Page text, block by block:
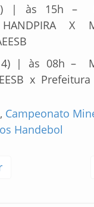
| às 15h –
X
| às 08h –
x
, Campeonato
Handebol